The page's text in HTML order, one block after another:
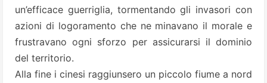
un’efficace guerriglia, tormentando gli invasori con
azioni di logoramento che ne minavano il morale e
frustravano ogni sforzo per assicurarsi il dominio
del territorio.
Alla fine i cinesi raggiunsero un piccolo fiume a nord